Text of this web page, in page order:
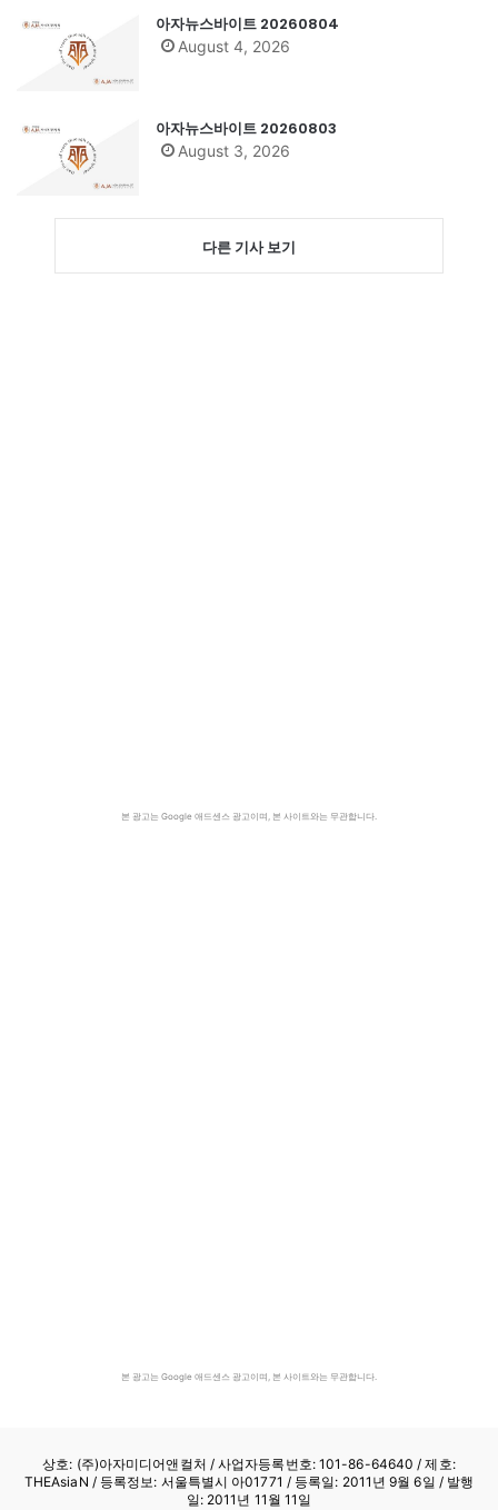
아자뉴스바이트 20260804
August 4, 2026
아자뉴스바이트 20260803
August 3, 2026
다른 기사 보기
본 광고는 Google 애드센스 광고이며, 본 사이트와는 무관합니다.
본 광고는 Google 애드센스 광고이며, 본 사이트와는 무관합니다.
상호: (주)아자미디어앤컬처 /사업자등록번호: 101-86-64640 / 제호:
THEAsiaN / 등록정보: 서울특별시 아01771 / 등록일: 2011년 9월 6일 / 발행
일: 2011년 11월 11일